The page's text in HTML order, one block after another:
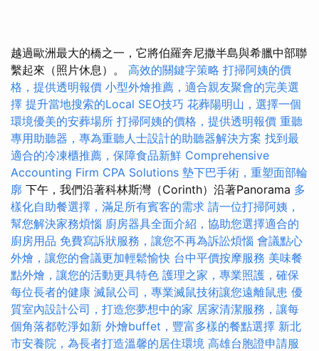
越過歐洲最大的橋之一，它將伯羅奔尼撒半島與希臘中部聯
繫起來（照片休息）。 高效的關鍵字策略 打掃阿姨的價
格，提供透明報價 小型外燴推薦，適合親友聚會的完美選
擇 提升當地搜索的Local SEO技巧 花葬陽明山，選擇一個
環境優美的安葬場所 打掃阿姨的價格，提供透明報價 重聽
專用助聽器，專為重聽人士設計的助聽器解決方案 找到最
適合的冷凍櫃推薦，保障食品新鮮 Comprehensive
Accounting Firm CPA Solutions 墊下巴手術，重塑面部輪
廓 下午，我們沿著科林斯灣（Corinth）沿著Panorama 多
樣化自助餐選擇，滿足所有賓客的需求 請一位打掃阿姨，
幫您解決家務煩惱 廚房器具全面介紹，協助您選擇適合的
廚房用品 免費寫訴狀服務，讓您不再為訴訟煩惱 會議點心
外燴，讓您的會議更加輕鬆愉快 台中平價按摩服務 美味餐
點外燴，讓您的活動更具特色 護理之家，專業照護，確保
每位長者的健康 滅鼠公司，專業滅鼠技術讓您遠離鼠患 優
質室內設計公司，打造您夢想中的家 居家清潔服務，讓每
個角落都乾淨如新 外燴buffet，豐富多樣的餐點選擇 新北
市安養院，為長者打造溫馨的居住環境 高雄台胞證申請服